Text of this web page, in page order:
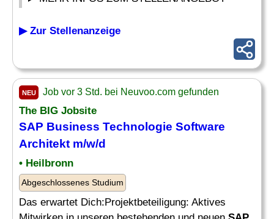
▶ Zur Stellenanzeige
NEU Job vor 3 Std. bei Neuvoo.com gefunden
The BIG Jobsite
SAP Business Technologie Software
Architekt m/w/d
• Heilbronn
Abgeschlossenes Studium
Das erwartet Dich:Projektbeteiligung: Aktives